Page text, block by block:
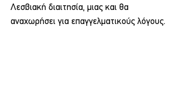
Λεσβιακή διαιτησία, μιας και θα
αναχωρήσει για επαγγελματικούς λόγους.